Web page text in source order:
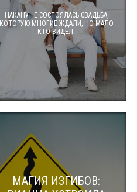
НАКАНУНЕ СОСТОЯЛАСЬ СВАДЬБА,
КОТОРУЮ МНОГИЕ ЖДАЛИ, НО МАЛО
КТО ВИДЕЛ.
МАГИЯ ИЗГИБОВ: